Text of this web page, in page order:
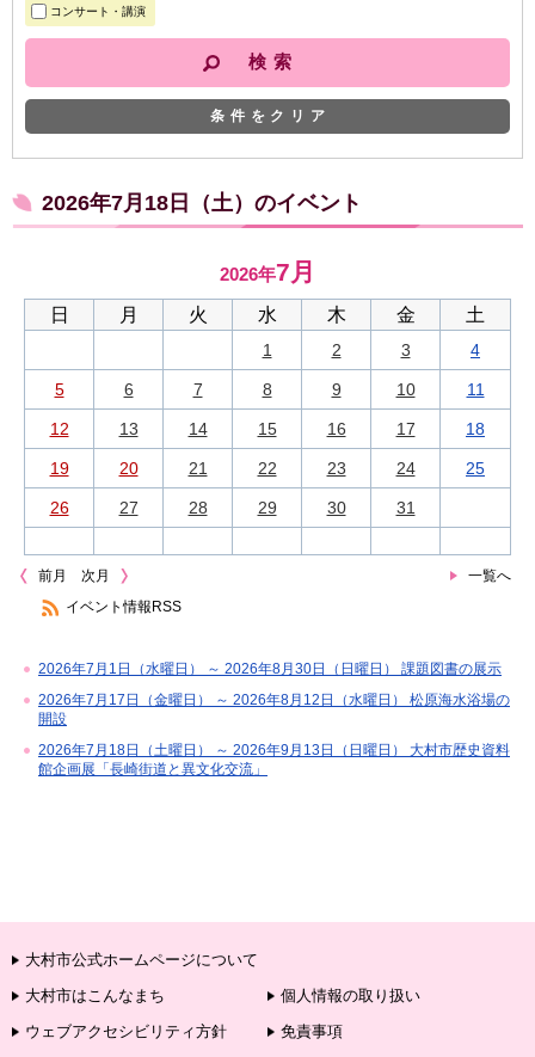
コンサート・講演
条件をクリア
2026年7月18日（土）のイベント
2026年7月
日 月 火 水 木 金 土
1 2 3 4
5 6 7 8 9 10 11
12 13 14 15 16 17 18
19 20 21 22 23 24 25
26 27 28 29 30 31
前月 一覧へ
次月
イベント情報RSS
2026年7月1日（水曜日） ～ 2026年8月30日（日曜日） 課題図書の展示
2026年7月17日（金曜日） ～ 2026年8月12日（水曜日） 松原海水浴場の
開設
2026年7月18日（土曜日） ～ 2026年9月13日（日曜日） 大村市歴史資料
館企画展「長崎街道と異文化交流」
大村市公式ホームページについて
大村市はこんなまち
個人情報の取り扱い
ウェブアクセシビリティ方針
免責事項